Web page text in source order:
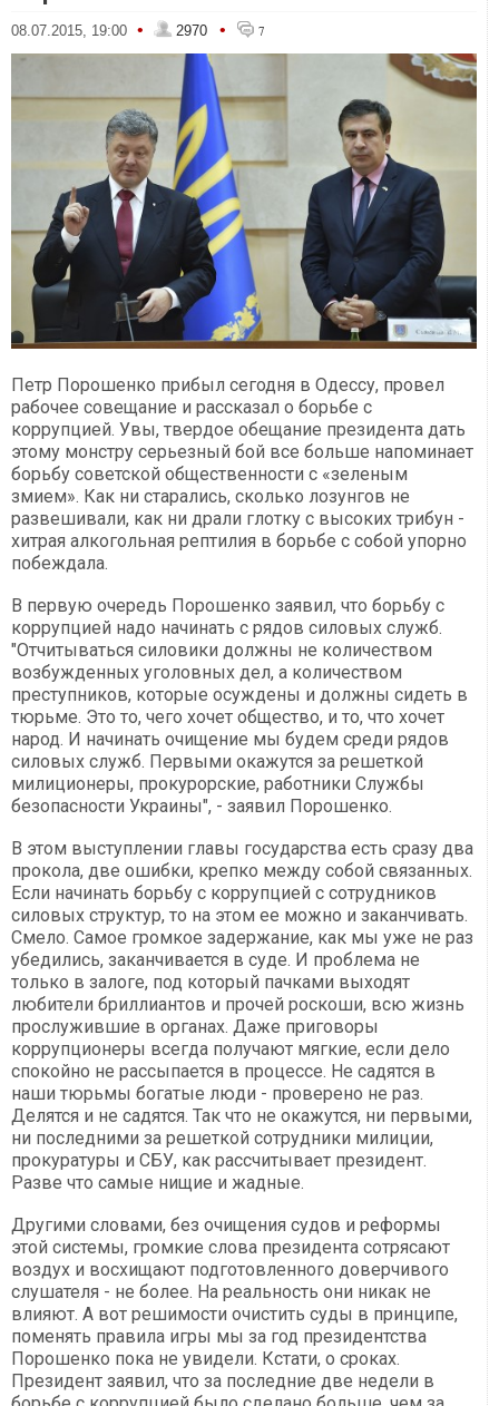
08.07.2015, 19:00 • 2970 • 7
Петр Порошенко прибыл сегодня в Одессу, провел
рабочее совещание и рассказал о борьбе с
коррупцией. Увы, твердое обещание президента дать
этому монстру серьезный бой все больше напоминает
борьбу советской общественности с «зеленым
змием». Как ни старались, сколько лозунгов не
развешивали, как ни драли глотку с высоких трибун -
хитрая алкогольная рептилия в борьбе с собой упорно
побеждала.
В первую очередь Порошенко заявил, что борьбу с
коррупцией надо начинать с рядов силовых служб.
"Отчитываться силовики должны не количеством
возбужденных уголовных дел, а количеством
преступников, которые осуждены и должны сидеть в
тюрьме. Это то, чего хочет общество, и то, что хочет
народ. И начинать очищение мы будем среди рядов
силовых служб. Первыми окажутся за решеткой
милиционеры, прокурорские, работники Службы
безопасности Украины", - заявил Порошенко.
В этом выступлении главы государства есть сразу два
прокола, две ошибки, крепко между собой связанных.
Если начинать борьбу с коррупцией с сотрудников
силовых структур, то на этом ее можно и заканчивать.
Смело. Самое громкое задержание, как мы уже не раз
убедились, заканчивается в суде. И проблема не
только в залоге, под который пачками выходят
любители бриллиантов и прочей роскоши, всю жизнь
прослужившие в органах. Даже приговоры
коррупционеры всегда получают мягкие, если дело
спокойно не рассыпается в процессе. Не садятся в
наши тюрьмы богатые люди - проверено не раз.
Делятся и не садятся. Так что не окажутся, ни первыми,
ни последними за решеткой сотрудники милиции,
прокуратуры и СБУ, как рассчитывает президент.
Разве что самые нищие и жадные.
Другими словами, без очищения судов и реформы
этой системы, громкие слова президента сотрясают
воздух и восхищают подготовленного доверчивого
слушателя - не более. На реальность они никак не
влияют. А вот решимости очистить суды в принципе,
поменять правила игры мы за год президентства
Порошенко пока не увидели. Кстати, о сроках.
Президент заявил, что за последние две недели в